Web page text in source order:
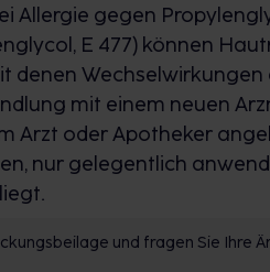
erweitert Ihre
Ihres Haares.
angeregt. Die
nicht weiter fort.
drehbaren Sprühkopf
Allergie gegen
E 477) können
denen
mit einem neuen
Arzt oder Apotheker
nur gelegentlich
und fragen Sie Ihre